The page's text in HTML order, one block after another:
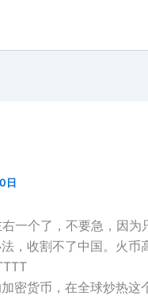
日
一个了，不要急，因
，收割不了中国。火
密货币，在全球炒热